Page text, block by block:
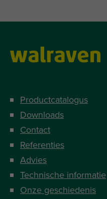
Productcatalogus
Downloads
Contact
Referenties
Advies
Technische informatie
Onze geschiedenis